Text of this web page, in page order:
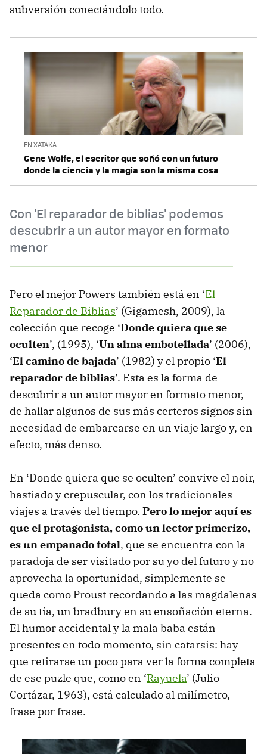
subversión conectándolo todo.
EN XATAKA
Gene Wolfe, el escritor que soñó con un futuro
donde la ciencia y la magia son la misma cosa
Con 'El reparador de biblias' podemos
descubrir a un autor mayor en formato
menor
Pero el mejor Powers también está en ‘El
Reparador de Biblias’ (Gigamesh, 2009), la
colección que recoge ‘Donde quiera que se
oculten’, (1995), ‘Un alma embotellada’ (2006),
‘El camino de bajada’ (1982) y el propio ‘El
reparador de biblias’. Esta es la forma de
descubrir a un autor mayor en formato menor,
de hallar algunos de sus más certeros signos sin
necesidad de embarcarse en un viaje largo y, en
efecto, más denso.
En ‘Donde quiera que se oculten’ convive el noir,
hastiado y crepuscular, con los tradicionales
viajes a través del tiempo. Pero lo mejor aquí es
que el protagonista, como un lector primerizo,
es un empanado total, que se encuentra con la
paradoja de ser visitado por su yo del futuro y no
aprovecha la oportunidad, simplemente se
queda como Proust recordando a las magdalenas
de su tía, un bradbury en su ensoñación eterna.
El humor accidental y la mala baba están
presentes en todo momento, sin catarsis: hay
que retirarse un poco para ver la forma completa
de ese puzle que, como en ‘Rayuela’ (Julio
Cortázar, 1963), está calculado al milímetro,
frase por frase.